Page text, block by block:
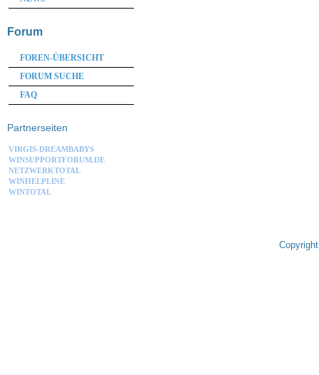
Forum
FOREN-ÜBERSICHT
FORUM SUCHE
FAQ
Partnerseiten
VIRGIS-DREAMBABYS
WINSUPPORTFORUM.DE
NETZWERKTOTAL
WINHELPLINE
WINTOTAL